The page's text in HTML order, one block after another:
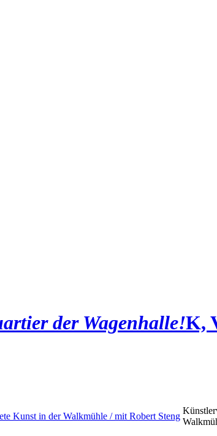
der Wagenhalle!K,
Kunst in der Walkmühle / mit Robert Steng